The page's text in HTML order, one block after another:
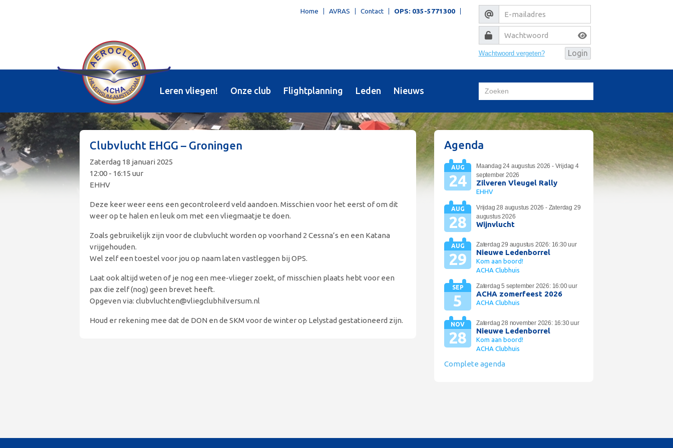
Home AVRAS Contact OPS: 035-5771300
Wachtwoord vergeten?
Leren vliegen! Onze club Flightplanning Leden Nieuws
Clubvlucht EHGG – Groningen
Zaterdag 18 januari 2025
12:00 - 16:15 uur
EHHV
Deze keer weer eens een gecontroleerd veld aandoen. Misschien voor het eerst of om dit
weer op te halen en leuk om met een vliegmaatje te doen.
Zoals gebruikelijk zijn voor de clubvlucht worden op voorhand 2 Cessna’s en een Katana
vrijgehouden.
Wel zelf een toestel voor jou op naam laten vastleggen bij OPS.
Laat ook altijd weten of je nog een mee-vlieger zoekt, of misschien plaats hebt voor een
pax die zelf (nog) geen brevet heeft.
Opgeven via: clubvluchten@vliegclubhilversum.nl
Houd er rekening mee dat de DON en de SKM voor de winter op Lelystad gestationeerd zijn.
Agenda
AUG
24
Maandag 24 augustus 2026 - Vrijdag 4
september 2026
Zilveren Vleugel Rally
EHHV
AUG
28
Vrijdag 28 augustus 2026 - Zaterdag 29
augustus 2026
Wijnvlucht
AUG
29
Zaterdag 29 augustus 2026: 16:30 uur
Nieuwe Ledenborrel
Kom aan boord!
ACHA Clubhuis
SEP
5
Zaterdag 5 september 2026: 16:00 uur
ACHA zomerfeest 2026
ACHA Clubhuis
NOV
28
Zaterdag 28 november 2026: 16:30 uur
Nieuwe Ledenborrel
Kom aan boord!
ACHA Clubhuis
Complete agenda